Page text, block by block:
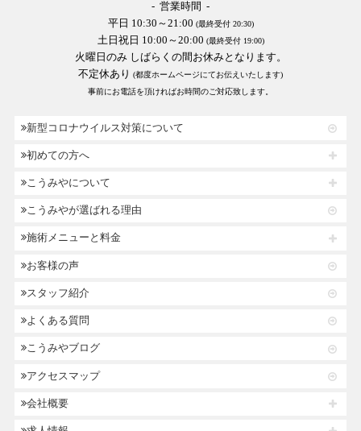
- 営業時間 -
平日 10:30～21:00 (最終受付 20:30)
土日祝日 10:00～20:00 (最終受付 19:00)
火曜日のみ しばらくの間お休みとなります。
不定休あり (都度ホームページにてお伝えいたします)
事前にお電話を頂ければお時間のご対応致します。
新型コロナウイルス対策について
初めての方へ
こうみやについて
こうみやが選ばれる理由
施術メニューと料金
お客様の声
スタッフ紹介
よくある質問
こうみやブログ
アクセスマップ
会社概要